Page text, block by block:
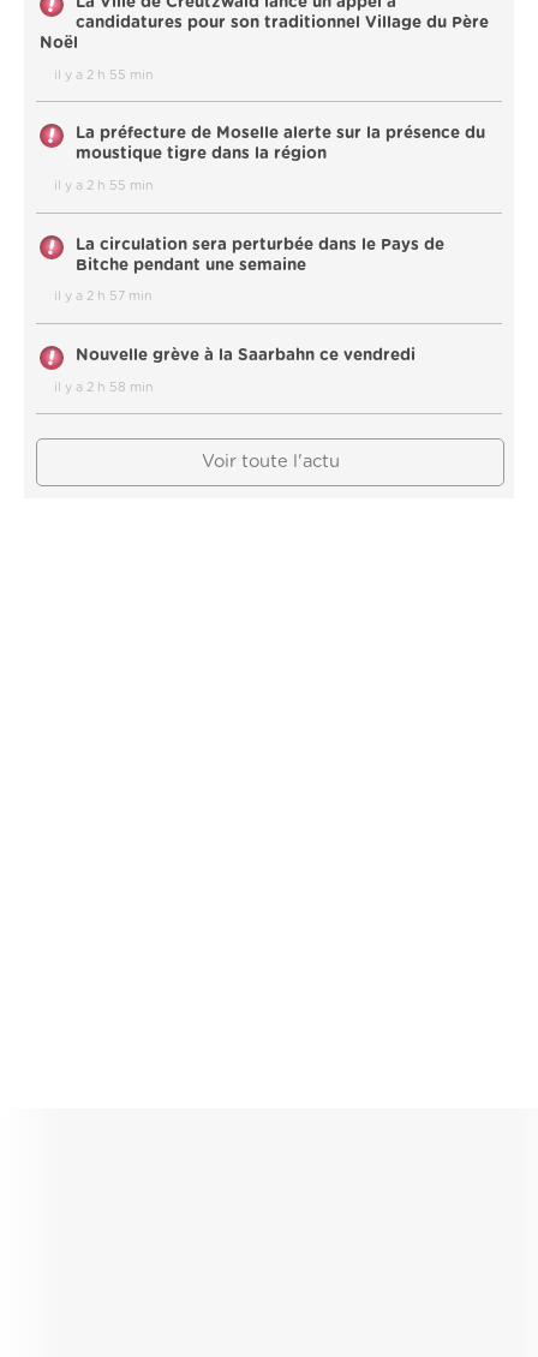
candidatures pour son traditionnel Village du Père
Noël
il y a 2 h 55 min
La préfecture de Moselle alerte sur la présence du
moustique tigre dans la région
il y a 2 h 55 min
La circulation sera perturbée dans le Pays de
Bitche pendant une semaine
il y a 2 h 57 min
Nouvelle grève à la Saarbahn ce vendredi
il y a 2 h 58 min
Voir toute l'actu